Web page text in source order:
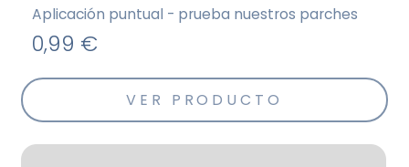
Aplicación puntual - prueba nuestros parches
0,99 €
VER PRODUCTO